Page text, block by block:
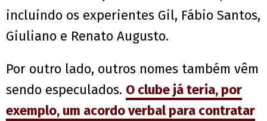
incluindo os experientes Gil, Fábio Santos,
Giuliano e Renato Augusto.
Por outro lado, outros nomes também vêm
sendo especulados. O clube já teria, por
exemplo, um acordo verbal para contratar